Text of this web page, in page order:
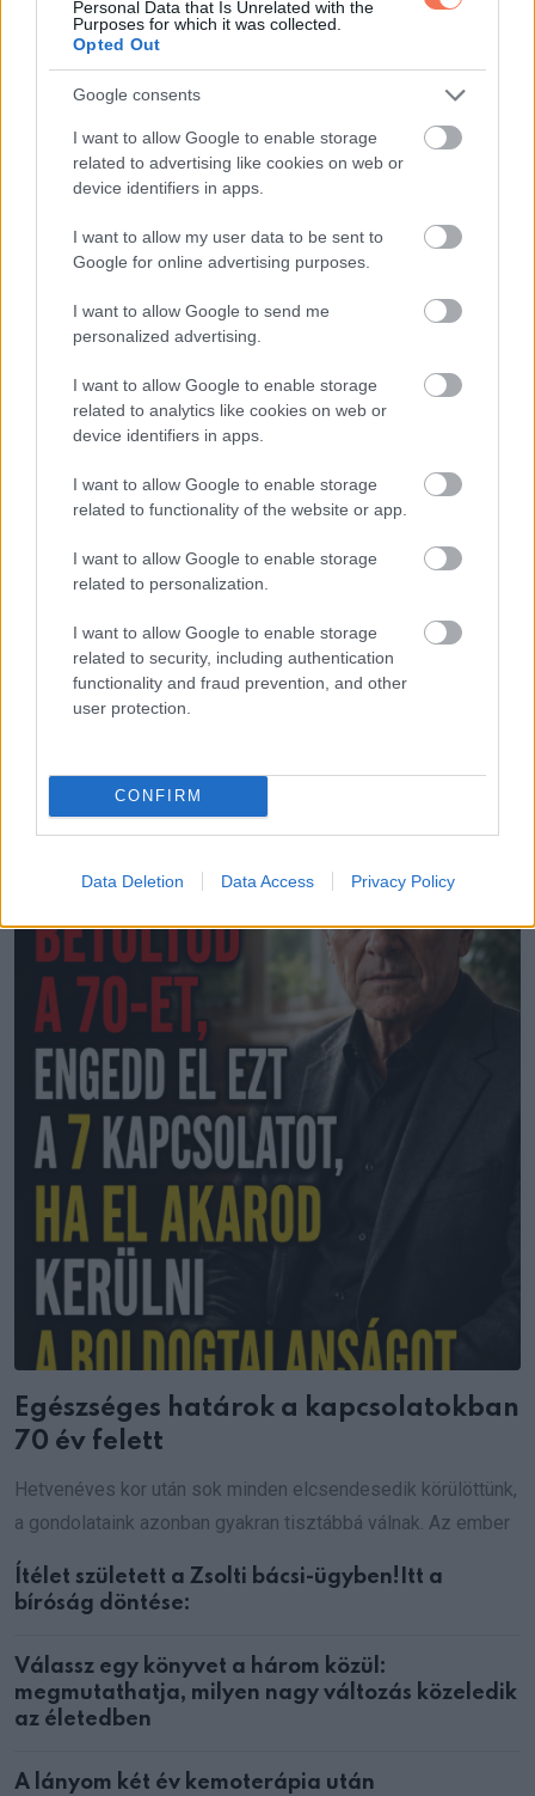
Personal Data that Is Unrelated with the
Purposes for which it was collected.
Opted Out
Google consents
I want to allow Google to enable storage
related to advertising like cookies on web or
device identifiers in apps.
I want to allow my user data to be sent to
Google for online advertising purposes.
I want to allow Google to send me
personalized advertising.
I want to allow Google to enable storage
related to analytics like cookies on web or
device identifiers in apps.
I want to allow Google to enable storage
related to functionality of the website or app.
I want to allow Google to enable storage
related to personalization.
I want to allow Google to enable storage
related to security, including authentication
functionality and fraud prevention, and other
user protection.
CONFIRM
Data Deletion Data Access Privacy Policy
További bejegyzések
ÉLETMÓD
Egészséges határok a kapcsolatokban 70 év
LEGÚJABB POSZTOK:
Egészséges határok a kapcsolatokban
70 év felett
Hetvenéves kor után sok minden elcsendesedik körülöttünk,
a gondolataink azonban gyakran tisztábbá válnak. Az ember
Ítélet született a Zsolti bácsi-ügyben!Itt a
bíróság döntése:
Válassz egy könyvet a három közül:
megmutathatja, milyen nagy változás közeledik
az életedben
A lányom két év kemoterápia után